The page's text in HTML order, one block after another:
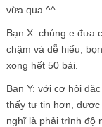
vừa qua ^^
Bạn X: chúng e đưa
chậm và dễ hiểu,
xong hết 50 bài.
Bạn Y: với cơ hội
thấy tự tin hơn,
nghĩ là phải trình độ